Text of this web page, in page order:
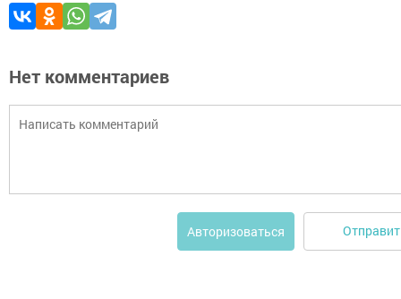
Нет комментариев
Авторизоваться